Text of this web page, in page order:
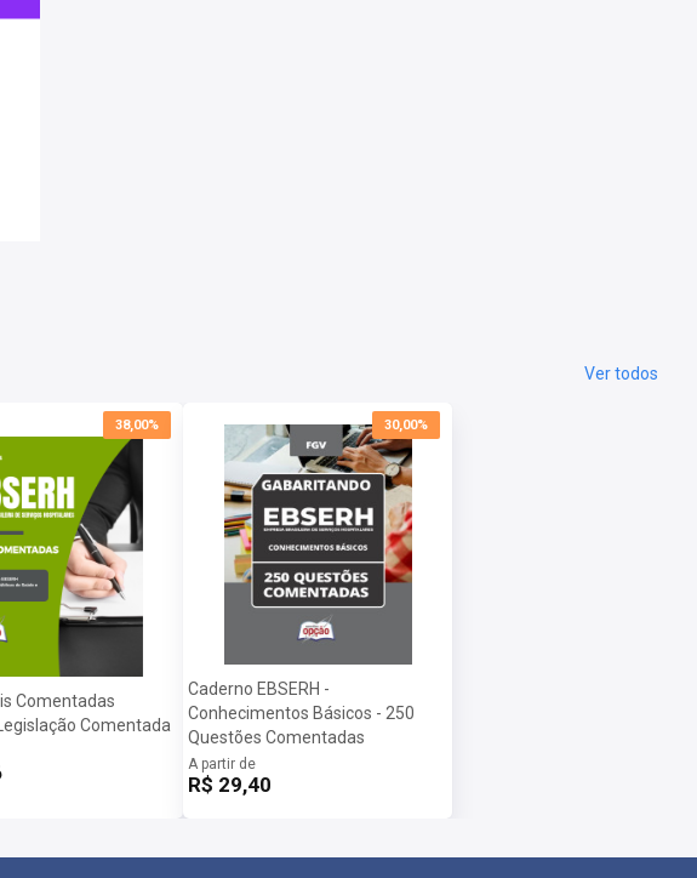
Ver todos
38,00%
Comentadas
Comentada
30,00%
Caderno EBSERH -
Conhecimentos Básicos - 250
Questões Comentadas
A partir de
R$ 29,40